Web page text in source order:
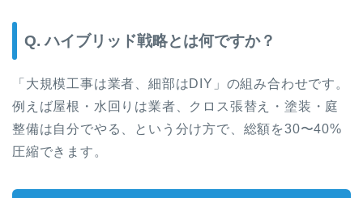
Q. ハイブリッド戦略とは何ですか？
「大規模工事は業者、細部はDIY」の組み合わせです。
例えば屋根・水回りは業者、クロス張替え・塗装・庭
整備は自分でやる、という分け方で、総額を30〜40%
圧縮できます。